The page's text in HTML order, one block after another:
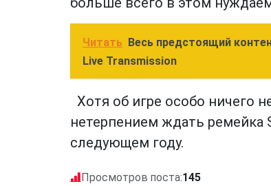
Читать Весь предстоящий
Live Transmission
Хотя об игре особо ничего
нетерпением ждать ремейка
следующем году.
Просмотров поста:145